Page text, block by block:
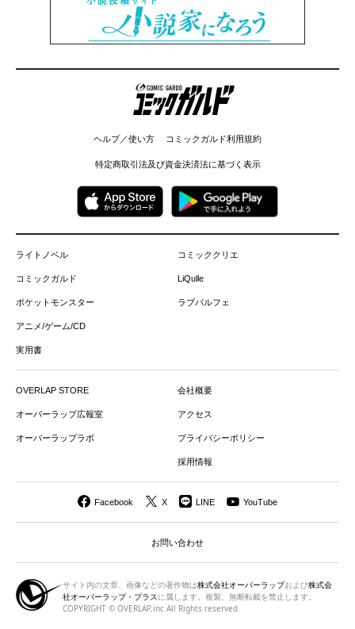
コミックガルド
ヘルプ／使い方 コミックガルド利用規約
特定商取引法及び資金決済法に基づく表示
ライトノベル
コミックガルド
ポケットモンスター
アニメ/ゲーム/CD
実用書
コミッククリエ
LiQulle
ラブパルフェ
OVERLAP STORE
オーバーラップ広報室
オーバーラップラボ
会社概要
アクセス
プライバシーポリシー
採用情報
Facebook X LINE YouTube
お問い合わせ
サイト内の文章、画像などの著作物は株式会社オーバーラップおよび株式会
社オーバーラップ・プラス に属します。複製、無断転載を禁止します。
COPYRIGHT © OVERLAP,inc All Rights reserved